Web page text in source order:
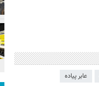
عابر پیاده